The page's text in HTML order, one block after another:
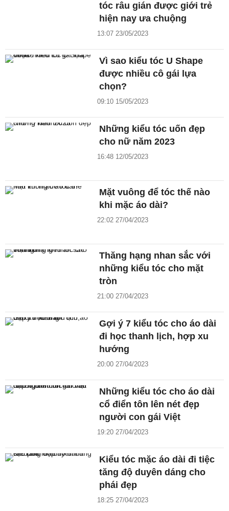
tóc râu gián được giới trẻ
hiện nay ưa chuộng
13:07 23/05/2023
Vì sao kiểu tóc U Shape
được nhiều cô gái lựa
chọn?
09:10 15/05/2023
Những kiểu tóc uốn đẹp
cho nữ năm 2023
16:48 12/05/2023
Mặt vuông để tóc thế nào
khi mặc áo dài?
22:02 27/04/2023
Thăng hạng nhan sắc với
những kiểu tóc cho mặt
tròn
21:00 27/04/2023
Gợi ý 7 kiểu tóc cho áo dài
đi học thanh lịch, hợp xu
hướng
20:00 27/04/2023
Những kiểu tóc cho áo dài
cổ điển tôn lên nét đẹp
người con gái Việt
19:20 27/04/2023
Kiểu tóc mặc áo dài đi tiệc
tăng độ duyên dáng cho
phái đẹp
18:25 27/04/2023